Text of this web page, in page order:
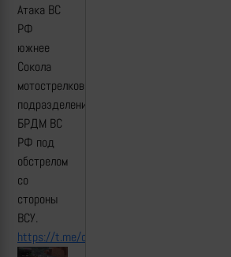
Атака ВС
РФ
южнее
Сокола
мотострелковым
подразделением.
БРДМ ВС
РФ под
обстрелом
со
стороны
ВСУ.
https://t.me/creamy_caprice/5830